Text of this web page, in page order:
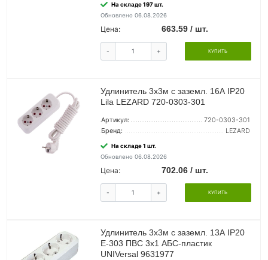
На складе 197 шт.
Обновлено 06.08.2026
Цена: 663.59 / шт.
- + КУПИТЬ
Удлинитель 3х3м с заземл. 16А IP20
Lila LEZARD 720-0303-301
Артикул:
720-0303-301
Бренд:
LEZARD
На складе 1 шт.
Обновлено 06.08.2026
Цена: 702.06 / шт.
- + КУПИТЬ
Удлинитель 3х3м с заземл. 13А IP20
Е-303 ПВС 3х1 АБС-пластик
UNIVersal 9631977